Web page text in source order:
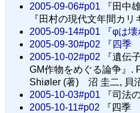
2005-09-06#p01 『田中
『田村の現代文年間カリ
2005-09-14#p01
『φは壊
2005-09-30#p02
『四季
2005-10-02#p02 『遺伝
GM作物をめぐる論争』.
Shiøler (著) 沼 圭二, 貝
2005-10-03#p01 『司法
2005-10-11#p02 『四季